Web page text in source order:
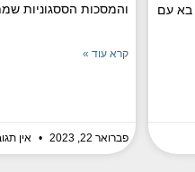
בא עם
והמסכות הססגוניות
קרא עוד »
פברואר 22, 2023 אין